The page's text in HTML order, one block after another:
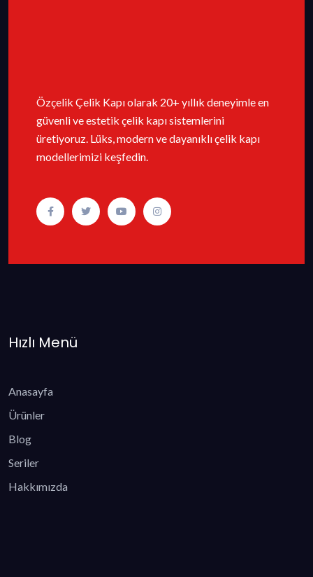
Özçelik Çelik Kapı olarak 20+ yıllık deneyimle en
güvenli ve estetik çelik kapı sistemlerini
üretiyoruz. Lüks, modern ve dayanıklı çelik kapı
modellerimizi keşfedin.
Hızlı Menü
Anasayfa
Ürünler
Blog
Seriler
Hakkımızda